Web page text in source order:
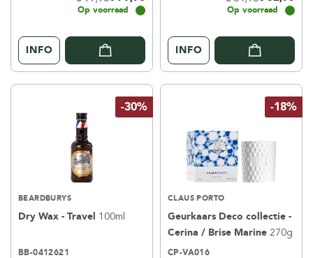
Op voorraad
INFO
Op voorraad
INFO
-30%
BEARDBURYS
Dry Wax - Travel 100ml
BB-0412621
-18%
CLAUS PORTO
Geurkaars Deco collectie -
Cerina / Brise Marine 270g
CP-VA016